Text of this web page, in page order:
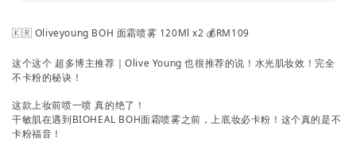
🇰🇷 Oliveyoung BOH 面霜喷雾 120Ml x2 💰RM109
这个这个 超多博主推荐｜Olive Young 也很推荐的说！水光肌妆效！完全
不卡粉的秘诀！
这款上妆前喷一喷 真的绝了！
干敏肌在遇到BIOHEAL BOH面霜喷雾之前，上底妆必卡粉！这个真的是不
卡粉福音！